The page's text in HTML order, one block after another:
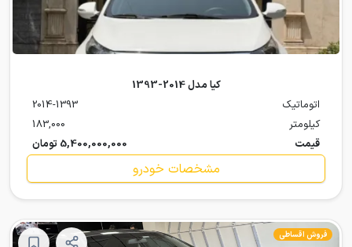
کیا مدل 2014-1393
اتوماتیک
2014-1393
کیلومتر
183,000
قیمت
5,400,000,000 تومان
مشخصات خودرو
فروش اقساطی